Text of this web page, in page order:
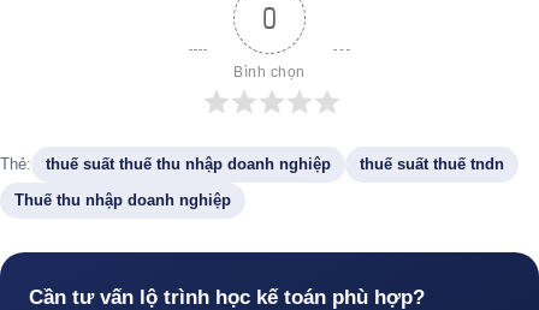
0
Bình chọn
Thẻ: thuế suất thuế thu nhập doanh nghiệp thuế suất thuế tndn
Thuế thu nhập doanh nghiệp
Cần tư vấn lộ trình học kế toán phù hợp?